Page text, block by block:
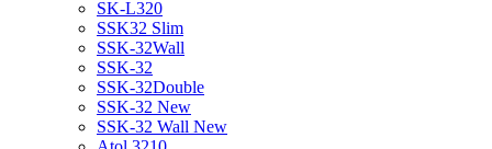
SK-L320
SSK32 Slim
SSK-32Wall
SSK-32
SSK-32Double
SSK-32 New
SSK-32 Wall New